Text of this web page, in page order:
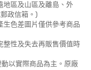
地區及山區及離島、外
政信箱。)
生色差圖片僅供參考商品
整性及失去再販售價值時
以實際商品為主。原廠